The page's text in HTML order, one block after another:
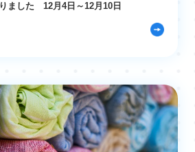
りました 12月4日～12月10日